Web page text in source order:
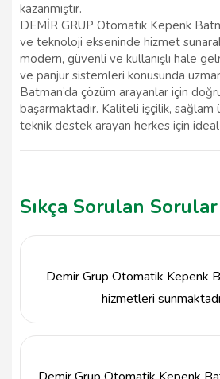
kazanmıştır.
DEMİR GRUP Otomatik Kepenk
ve teknoloji ekseninde hizmet
modern, güvenli ve kullanışlı hale
ve panjur sistemleri konusunda
Batman’da çözüm arayanlar için
başarmaktadır. Kaliteli işçilik,
teknik destek arayan herkes için ideal
Sıkça Sorulan Sorular
Demir Grup Otomatik Kepenk
hizmetleri